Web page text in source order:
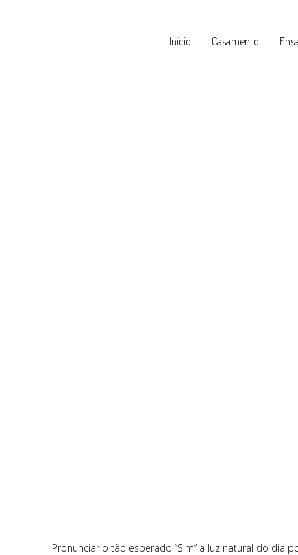
Início Casamento
Pronunciar o tão esperado “Sim” a luz natural do dia